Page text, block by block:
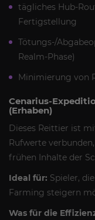
tägliches Hub-
Fertigstellung
Tötungs-/
Realm-Phase)
Minimierung von
Cenarius-
(Erhaben)
Dieses Reittier ist
Rufwerte
frühen Inhalte der
Ideal für: Spieler,
Farming steigern
Was für die